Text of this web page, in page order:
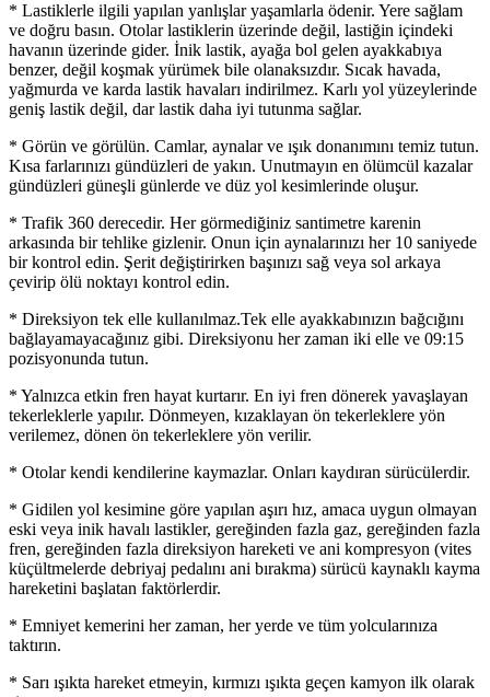
* Lastiklerle ilgili yapılan yanlışlar yaşamlarla ödenir. Yere sağlam
ve doğru basın. Otolar lastiklerin üzerinde değil, lastiğin içindeki
havanın üzerinde gider. İnik lastik, ayağa bol gelen ayakkabıya
benzer, değil koşmak yürümek bile olanaksızdır. Sıcak havada,
yağmurda ve karda lastik havaları indirilmez. Karlı yol yüzeylerinde
geniş lastik değil, dar lastik daha iyi tutunma sağlar.
* Görün ve görülün. Camlar, aynalar ve ışık donanımını temiz tutun.
Kısa farlarınızı gündüzleri de yakın. Unutmayın en ölümcül kazalar
gündüzleri güneşli günlerde ve düz yol kesimlerinde oluşur.
* Trafik 360 derecedir. Her görmediğiniz santimetre karenin
arkasında bir tehlike gizlenir. Onun için aynalarınızı her 10 saniyede
bir kontrol edin. Şerit değiştirirken başınızı sağ veya sol arkaya
çevirip ölü noktayı kontrol edin.
* Direksiyon tek elle kullanılmaz.Tek elle ayakkabınızın bağcığını
bağlayamayacağınız gibi. Direksiyonu her zaman iki elle ve 09:15
pozisyonunda tutun.
* Yalnızca etkin fren hayat kurtarır. En iyi fren dönerek yavaşlayan
tekerleklerle yapılır. Dönmeyen, kızaklayan ön tekerleklere yön
verilemez, dönen ön tekerleklere yön verilir.
* Otolar kendi kendilerine kaymazlar. Onları kaydıran sürücülerdir.
* Gidilen yol kesimine göre yapılan aşırı hız, amaca uygun olmayan
eski veya inik havalı lastikler, gereğinden fazla gaz, gereğinden fazla
fren, gereğinden fazla direksiyon hareketi ve ani kompresyon (vites
küçültmelerde debriyaj pedalını ani bırakma) sürücü kaynaklı kayma
hareketini başlatan faktörlerdir.
* Emniyet kemerini her zaman, her yerde ve tüm yolcularınıza
taktırın.
* Sarı ışıkta hareket etmeyin, kırmızı ışıkta geçen kamyon ilk olarak